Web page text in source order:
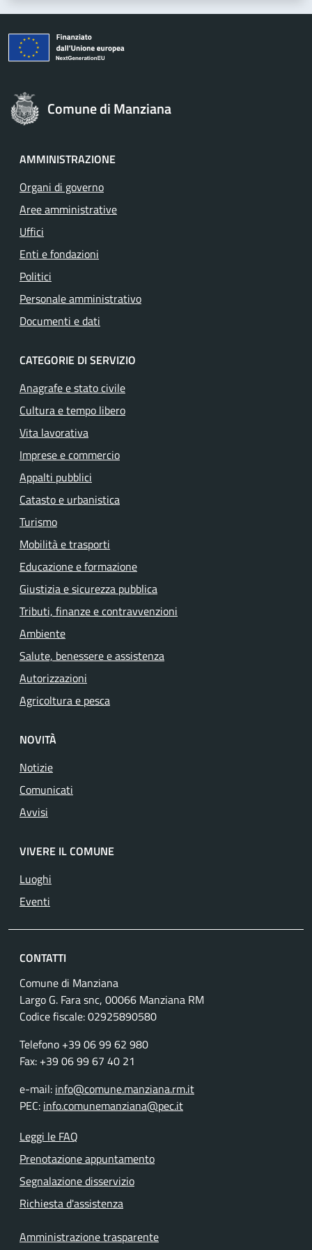
Comune di Manziana
AMMINISTRAZIONE
Organi di governo
Aree amministrative
Uffici
Enti e fondazioni
Politici
Personale amministrativo
Documenti e dati
CATEGORIE DI SERVIZIO
Anagrafe e stato civile
Cultura e tempo libero
Vita lavorativa
Imprese e commercio
Appalti pubblici
Catasto e urbanistica
Turismo
Mobilità e trasporti
Educazione e formazione
Giustizia e sicurezza pubblica
Tributi, finanze e contravvenzioni
Ambiente
Salute, benessere e assistenza
Autorizzazioni
Agricoltura e pesca
NOVITÀ
Notizie
Comunicati
Avvisi
VIVERE IL COMUNE
Luoghi
Eventi
CONTATTI
Comune di Manziana
Largo G. Fara snc, 00066 Manziana RM
Codice fiscale:02925890580
Telefono +39 06 99 62 980
Fax: +39 06 99 67 40 21
e-mail: info@comune.manziana.rm.it
PEC: info.comunemanziana@pec.it
Leggi le FAQ
Prenotazione appuntamento
Segnalazione disservizio
Richiesta d'assistenza
Amministrazione trasparente